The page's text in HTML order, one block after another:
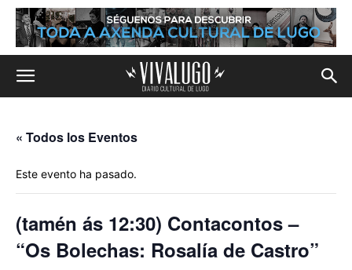
« Todos los Eventos
Este evento ha pasado.
(tamén ás 12:30) Contacontos –
“Os Bolechas: Rosalía de Castro”